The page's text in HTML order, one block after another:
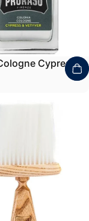
Cypress &